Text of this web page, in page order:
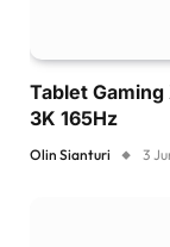
Tablet
3K 165Hz
Olin Sianturi 3